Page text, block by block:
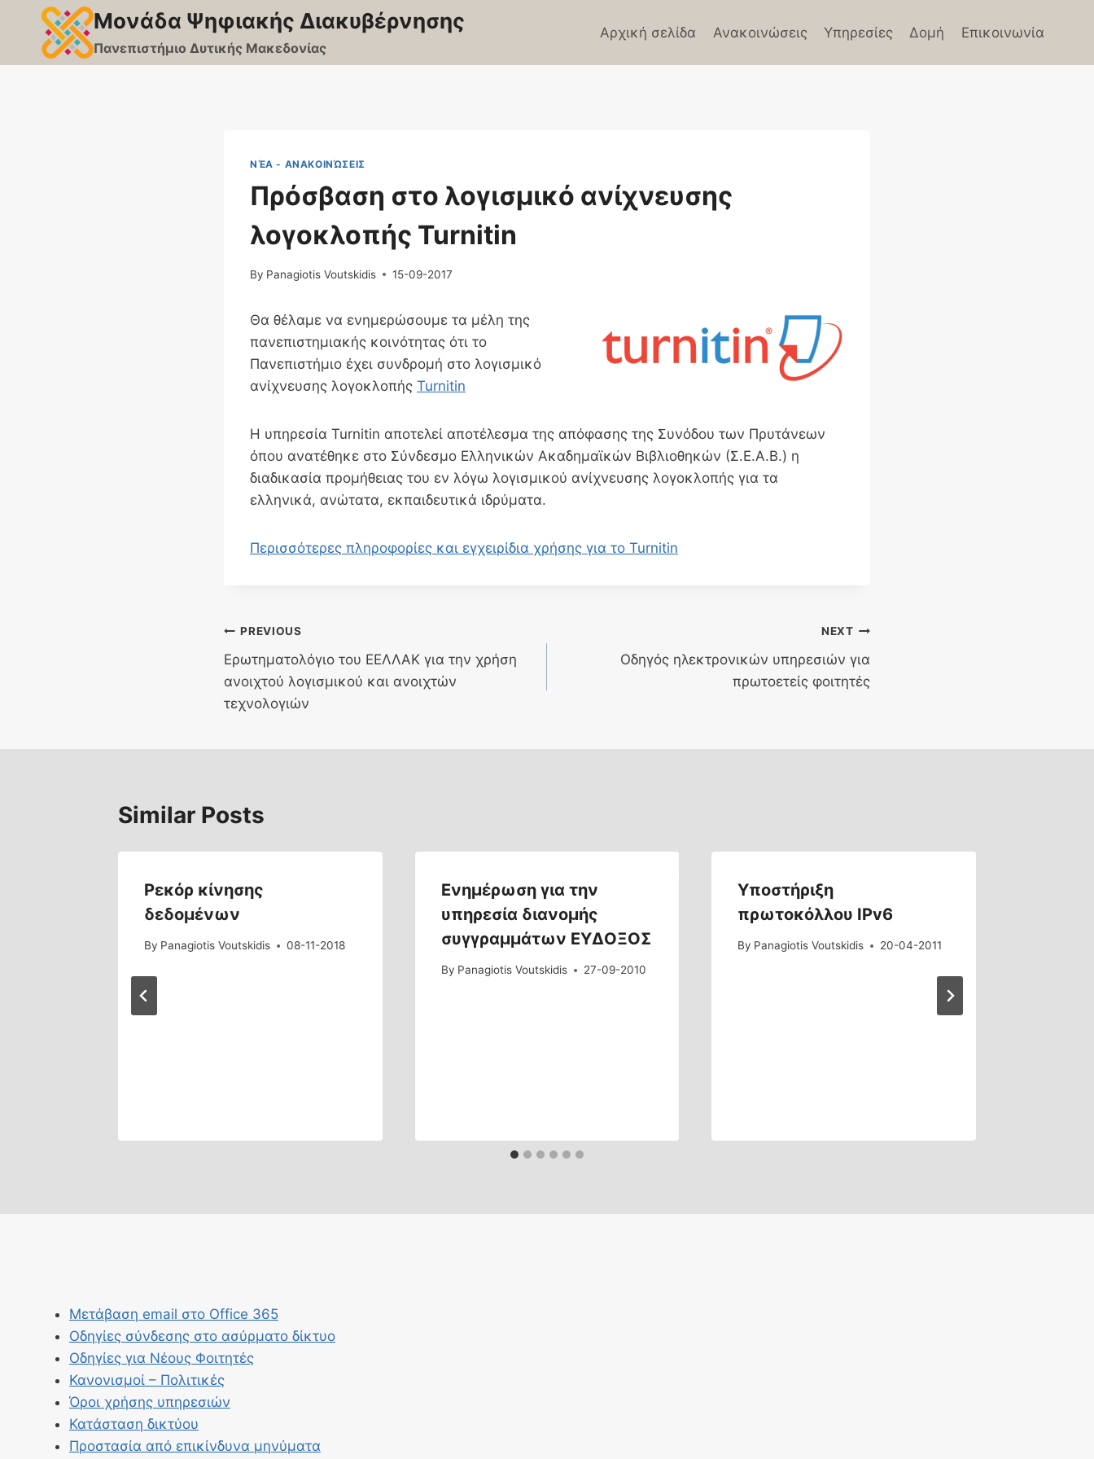
content
Μονάδα Ψηφιακής Διακυβέρνησης
Πανεπιστήμιο Δυτικής Μακεδονίας
Αρχική σελίδα Ανακοινώσεις Υπηρεσίες Δομή Επικοινωνία
ΝΈΑ - ΑΝΑΚΟΙΝΏΣΕΙΣ
Πρόσβαση στο λογισμικό ανίχνευσης
λογοκλοπής Turnitin
By Panagiotis Voutskidis 15-09-2017
Θα θέλαμε να ενημερώσουμε τα μέλη της
πανεπιστημιακής κοινότητας ότι το
Πανεπιστήμιο έχει συνδρομή στο λογισμικό
ανίχνευσης λογοκλοπής Turnitin
Η υπηρεσία Turnitin αποτελεί αποτέλεσμα της απόφασης της Συνόδου των Πρυτάνεων
όπου ανατέθηκε στο Σύνδεσμο Ελληνικών Ακαδημαϊκών Βιβλιοθηκών (Σ.Ε.Α.Β.) η
διαδικασία προμήθειας του εν λόγω λογισμικού ανίχνευσης λογοκλοπής για τα
ελληνικά, ανώτατα, εκπαιδευτικά ιδρύματα.
Περισσότερες πληροφορίες και εγχειρίδια χρήσης για το Turnitin
Post
navigation
PREVIOUS
Ερωτηματολόγιο του ΕΕΛΛΑΚ για την χρήση
ανοιχτού λογισμικού και ανοιχτών
τεχνολογιών
NEXT
Οδηγός ηλεκτρονικών υπηρεσιών για
πρωτοετείς φοιτητές
Similar Posts
Ρεκόρ κίνησης
δεδομένων
By Panagiotis Voutskidis 08-11-2018
Ενημέρωση για την
υπηρεσία διανομής
συγγραμμάτων ΕΥΔΟΞΟΣ
By Panagiotis Voutskidis 27-09-2010
Υποστήριξη
πρωτοκόλλου IPv6
By Panagiotis Voutskidis 20-04-2011
Μετάβαση email στο Office 365
Οδηγίες σύνδεσης στο ασύρματο δίκτυο
Οδηγίες για Νέους Φοιτητές
Κανονισμοί – Πολιτικές
Όροι χρήσης υπηρεσιών
Κατάσταση δικτύου
Προστασία από επικίνδυνα μηνύματα